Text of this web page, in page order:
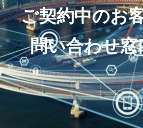
ご契約中のお
問い合わせ窓